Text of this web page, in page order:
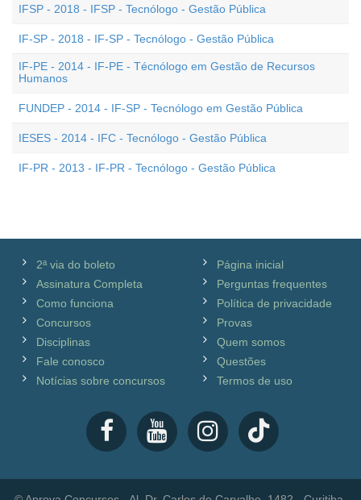
IFSP - 2018 - IFSP - Tecnólogo - Gestão Pública
IF-SP - 2018 - IF-SP - Tecnólogo - Gestão Pública
IF-PE - 2014 - IF-PE - Técnólogo em Gestão de Recursos
Humanos
FUNDEP - 2014 - IF-SP - Tecnólogo em Gestão Pública
IESES - 2014 - IFC - Tecnólogo - Gestão Pública
IF-PR - 2013 - IF-PR - Tecnólogo - Gestão Pública
2ª via do boleto
Assinatura Completa
Como funciona
Concursos
Disciplinas
Fale conosco
Notícias sobre concursos
Página inicial
Perguntas frequentes
Política de privacidade
Provas
Quem somos
Questões
Termos de uso